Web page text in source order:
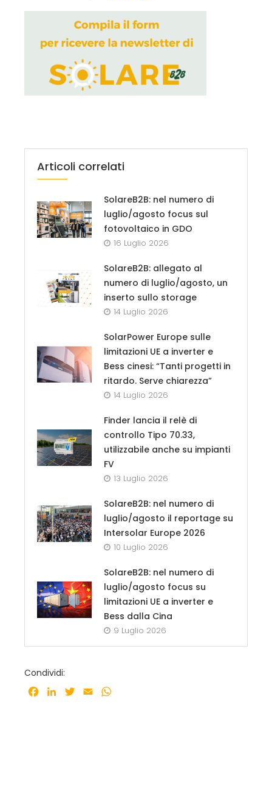
Articoli correlati
SolareB2B: nel numero di
luglio/agosto focus sul
fotovoltaico in GDO
16 Luglio 2026
SolareB2B: allegato al
numero di luglio/agosto, un
inserto sullo storage
14 Luglio 2026
SolarPower Europe sulle
limitazioni UE a inverter e
Bess cinesi: “Tanti progetti in
ritardo. Serve chiarezza”
14 Luglio 2026
Finder lancia il relè di
controllo Tipo 70.33,
utilizzabile anche su impianti
FV
13 Luglio 2026
SolareB2B: nel numero di
luglio/agosto il reportage su
Intersolar Europe 2026
10 Luglio 2026
SolareB2B: nel numero di
luglio/agosto focus su
limitazioni UE a inverter e
Bess dalla Cina
9 Luglio 2026
Condividi:
Facebook
LinkedInTwitter
Email